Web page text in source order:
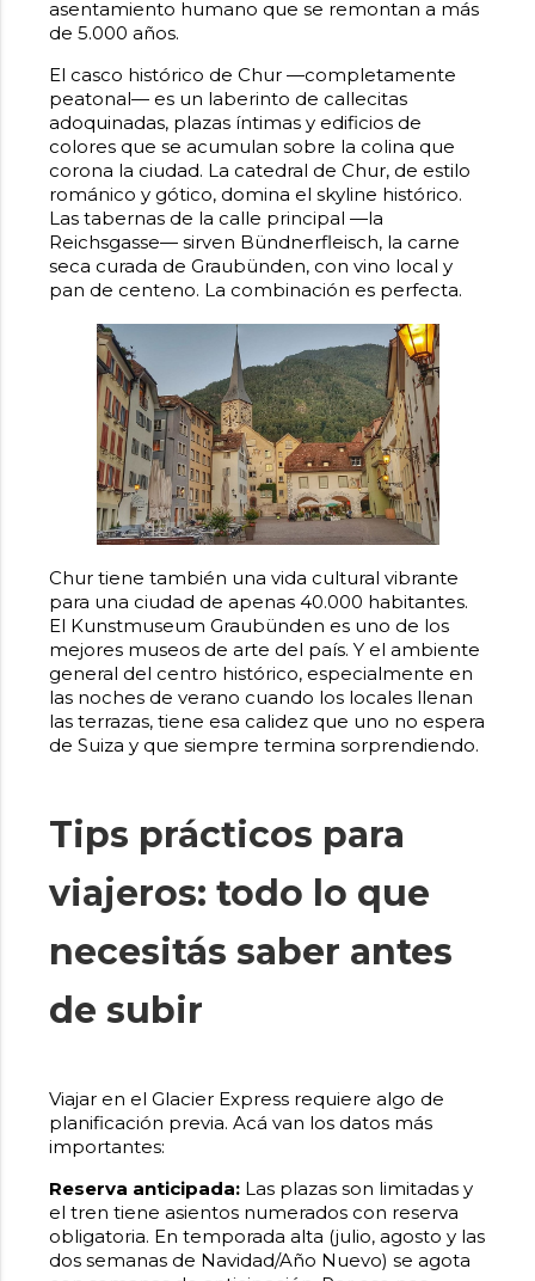
asentamiento humano que se remontan a más
de 5.000 años.
El casco histórico de Chur —completamente
peatonal— es un laberinto de callecitas
adoquinadas, plazas íntimas y edificios de
colores que se acumulan sobre la colina que
corona la ciudad. La catedral de Chur, de estilo
románico y gótico, domina el skyline histórico.
Las tabernas de la calle principal —la
Reichsgasse— sirven Bündnerfleisch, la carne
seca curada de Graubünden, con vino local y
pan de centeno. La combinación es perfecta.
Chur tiene también una vida cultural vibrante
para una ciudad de apenas 40.000 habitantes.
El Kunstmuseum Graubünden es uno de los
mejores museos de arte del país. Y el ambiente
general del centro histórico, especialmente en
las noches de verano cuando los locales llenan
las terrazas, tiene esa calidez que uno no espera
de Suiza y que siempre termina sorprendiendo.
Tips prácticos para
viajeros: todo lo que
necesitás saber antes
de subir
Viajar en el Glacier Express requiere algo de
planificación previa. Acá van los datos más
importantes:
Reserva anticipada: Las plazas son limitadas y
el tren tiene asientos numerados con reserva
obligatoria. En temporada alta (julio, agosto y las
dos semanas de Navidad/Año Nuevo) se agota